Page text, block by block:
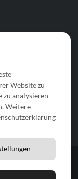
Website zu
zu analysieren
Weitere